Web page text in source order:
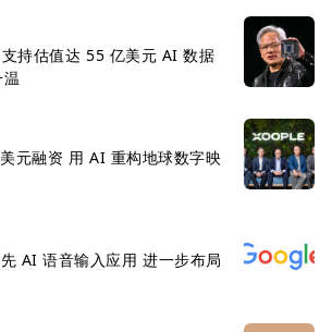
持估值达 55 亿美元 AI 数据
元融资 用 AI 重构地球数字映
AI 语音输入应用 进一步布局